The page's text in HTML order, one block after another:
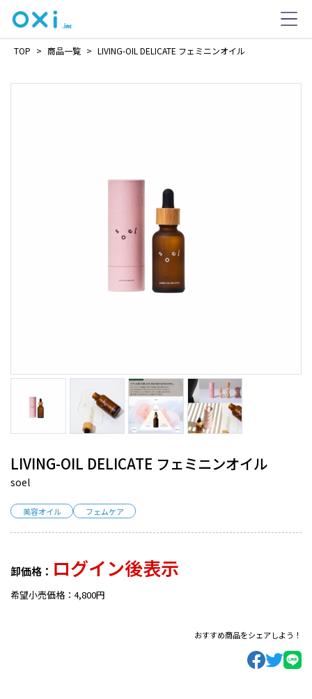
TOP > 商品一覧 > LIVING-OIL DELICATE フェミニンオイル
LIVING-OIL DELICATE フェミニンオイル
soel
美容オイル フェムケア
卸価格： ログイン後表示
希望小売価格：4,800円
おすすめ商品をシェアしよう！